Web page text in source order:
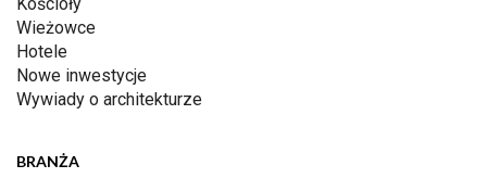
Wieżowce
Hotele
Nowe inwestycje
Wywiady o architekturze
BRANŻA